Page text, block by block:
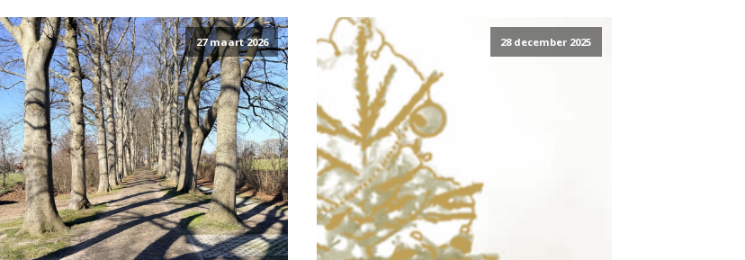
27 maart 2026 28 december 2025